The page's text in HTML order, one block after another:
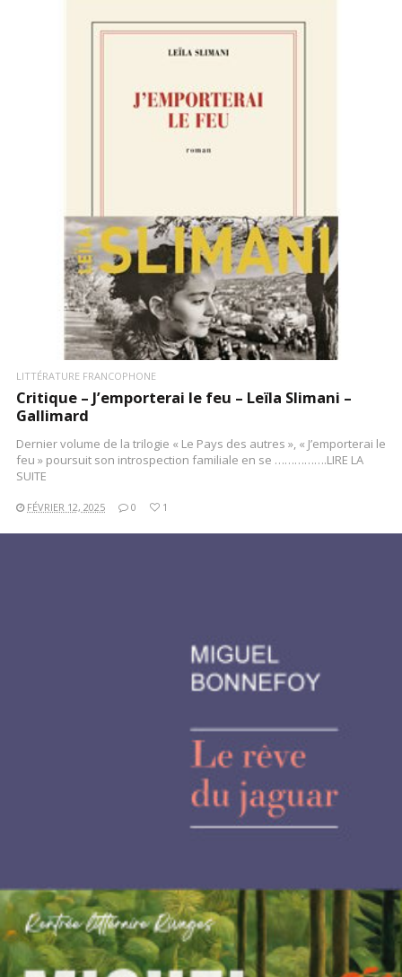
LITTÉRATURE FRANCOPHONE
Critique – J’emporterai le feu – Leïla Slimani –
Gallimard
Dernier volume de la trilogie « Le Pays des autres », « J’emporterai le
feu » poursuit son introspection familiale en se …………….LIRE LA
SUITE
FÉVRIER 12, 2025 0 1
LIRE LA SUITE